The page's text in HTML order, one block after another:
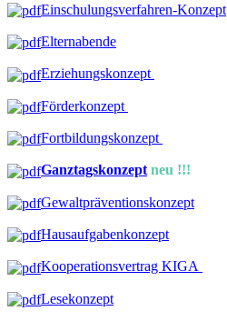
Einschulungsverfahren-Konzept
Elternabende
Erziehungskonzept
Förderkonzept
Fortbildungskonzept
Ganztagskonzept neu !!!
Gewaltpräventionskonzept
Hausaufgabenkonzept
Kooperationsvertrag KIGA
Lesekonzept